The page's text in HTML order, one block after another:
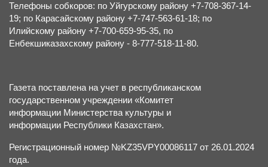
Телефоны собкоров: по Уйгурскому району +7-708-367-14-
19; по Карасайскому району +7-747-563-61-18; по
Илийскому району +7-700-659-95-35, по
Енбекшиказахскому району - 8-777-518-11-80.
Газета поставлена на учет в республиканском
государственном учреждении «Комитет
информации Министерства культуры и
информации Республики Казахстан».
Регистрационный номер №KZ35VPY00086117 от 26.01.2024
года.